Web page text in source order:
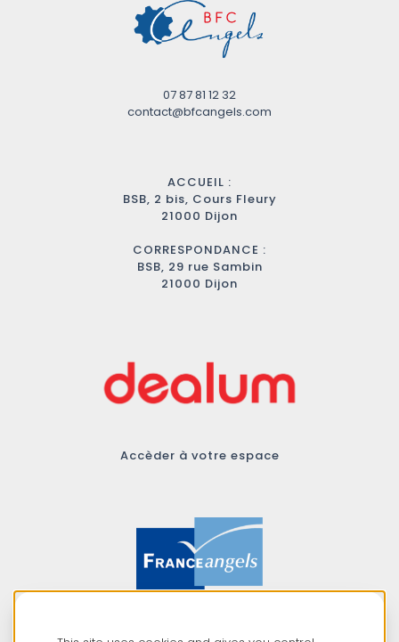
07 87 81 12 32
contact@bfcangels.com
ACCUEIL :
BSB, 2 bis, Cours Fleury
21000 Dijon
CORRESPONDANCE :
BSB, 29 rue Sambin
21000 Dijon
Accèder à votre espace